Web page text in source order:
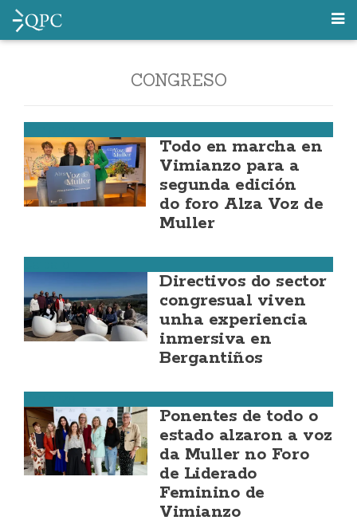
CONGRESO
Todo en marcha en
Vimianzo para a
segunda edición
do foro Alza Voz de
Muller
Directivos do sector
congresual viven
unha experiencia
inmersiva en
Bergantiños
Ponentes de todo o
estado alzaron a voz
da Muller no Foro
de Liderado
Feminino de
Vimianzo